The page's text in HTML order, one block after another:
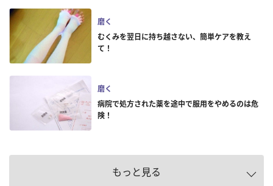
磨く
むくみを翌日に持ち越さない、簡単ケアを教え
て！
磨く
病院で処方された薬を途中で服用をやめるのは危
険！
もっと見る